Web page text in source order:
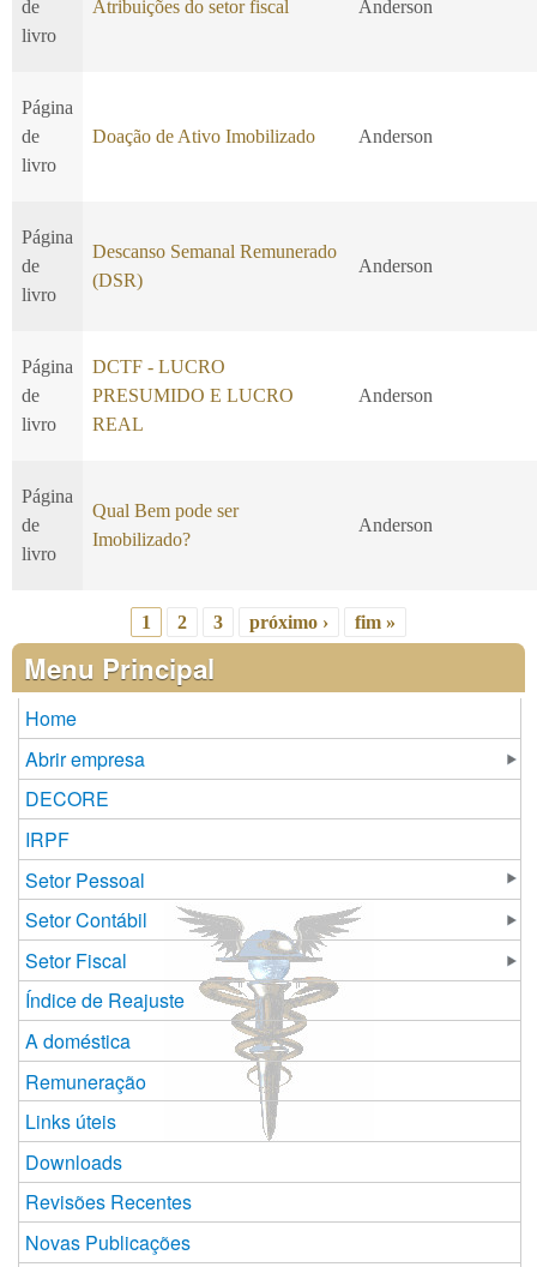
de
livro
Atribuições do setor fiscal Anderson
Página
de
livro
Doação de Ativo Imobilizado Anderson
Página
de
livro
Descanso Semanal Remunerado
(DSR)
Anderson
Página
de
livro
DCTF - LUCRO
PRESUMIDO E LUCRO
REAL
Anderson
Página
de
livro
Qual Bem pode ser
Imobilizado?
Anderson
Páginas
1 2 3 próximo › fim »
Menu Principal
Home
Abrir empresa
DECORE
IRPF
Setor Pessoal
Setor Contábil
Setor Fiscal
Índice de Reajuste
A doméstica
Remuneração
Links úteis
Downloads
Revisões Recentes
Novas Publicações